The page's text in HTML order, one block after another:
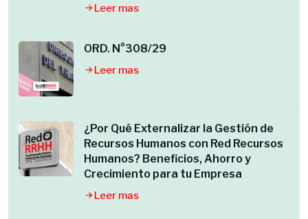
Leer mas
ORD. N°308/29
Leer mas
¿Por Qué Externalizar la Gestión de
Recursos Humanos con Red Recursos
Humanos? Beneficios, Ahorro y
Crecimiento para tu Empresa
Leer mas